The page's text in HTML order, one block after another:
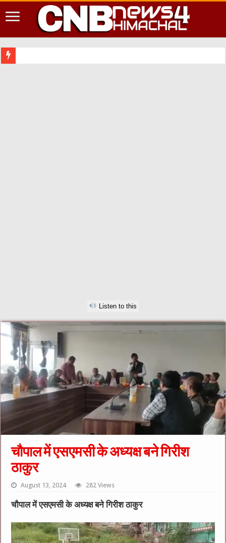
Listen to this
चौपाल में एसएमसी के अध्यक्ष बने गिरीश
ठाकुर
August 13, 2024 282 Views
चौपाल में एसएमसी के अध्यक्ष बने गिरीश ठाकुर